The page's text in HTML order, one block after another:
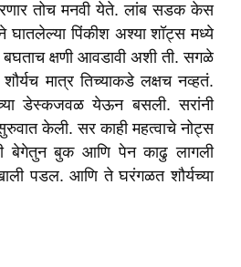
तोच मनवी येते. लांब सडक केस
घातलेल्या पिंकीश अश्या शॉट्स मध्ये
क्षणी आवडावी अशी ती. सगळे
मात्र तिच्याकडे लक्षच नव्हतं.
डेस्कजवळ येऊन बसली. सरांनी
केली. सर काही महत्वाचे नोट्स
बेगेतुन बुक आणि पेन काढु लागली
पडल. आणि ते घरंगळत शौर्यच्या